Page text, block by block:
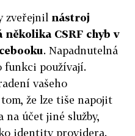
zveřejnil nástroj
několika CSRF chyb v
. Napadnutelná
funkci používají.
vašeho
že lze tiše napojit
na účet jiné služby,
identity providera.